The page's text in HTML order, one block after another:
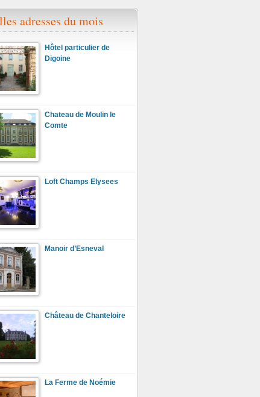
adresses du mois
Hôtel particulier de
Digoine
Chateau de Moulin le
Comte
Loft Champs Elysees
Manoir d’Esneval
Château de Chanteloire
La Ferme de Noémie